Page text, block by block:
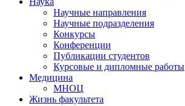
Научные направления
Научные подразделения
Конкурсы
Конференции
Публикации студентов
Курсовые и дипломные работы
Медицина
МНОЦ
Жизнь факультета